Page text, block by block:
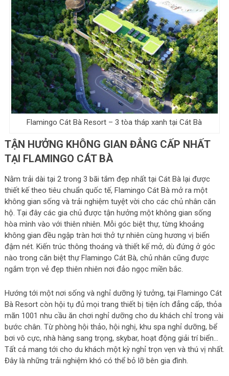
Flamingo Cát Bà Resort – 3 tòa tháp xanh tại Cát Bà
TẬN HƯỞNG KHÔNG GIAN ĐẲNG CẤP NHẤT
TẠI FLAMINGO CÁT BÀ
Nằm trải dài tại 2 trong 3 bãi tắm đẹp nhất tại Cát Bà lại được
thiết kế theo tiêu chuẩn quốc tế, Flamingo Cát Bà mở ra một
không gian sống và trải nghiệm tuyệt vời cho các chủ nhân căn
hộ. Tại đây các gia chủ được tận hưởng một không gian sống
hòa mình vào với thiên nhiên. Mỗi góc biệt thự, từng khoảng
không gian đều ngập tràn hơi thở tự nhiên cùng hương vị biển
đậm nét. Kiến trúc thông thoáng và thiết kế mở, dù đứng ở góc
nào trong căn biệt thự Flamingo Cát Bà, chủ nhân cũng được
ngắm trọn vẻ đẹp thiên nhiên nơi đảo ngọc miền bắc.
Hướng tới một nơi sống và nghỉ dưỡng lý tưởng, tại Flamingo Cát
Bà Resort còn hội tụ đủ mọi trang thiết bị tiện ích đẳng cấp, thỏa
mãn 1001 nhu cầu ăn chơi nghỉ dưỡng cho du khách chỉ trong vài
bước chân. Từ phòng hội thảo, hội nghị, khu spa nghỉ dưỡng, bể
bơi vô cực, nhà hàng sang trọng, skybar, hoạt động giải trí biển…
Tất cả mang tới cho du khách một kỳ nghỉ trọn vẹn và thú vị nhất.
Đây là những trải nghiệm khó có thể bỏ lỡ bên gia đình.